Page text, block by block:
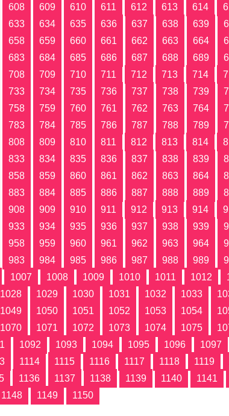
608 609 610 611 612 613 614
633 634 635 636 637 638 639
658 659 660 661 662 663 664
683 684 685 686 687 688 689
708 709 710 711 712 713 714
733 734 735 736 737 738 739
758 759 760 761 762 763 764
783 784 785 786 787 788 789
808 809 810 811 812 813 814
833 834 835 836 837 838 839
858 859 860 861 862 863 864
883 884 885 886 887 888 889
908 909 910 911 912 913 914
933 934 935 936 937 938 939
958 959 960 961 962 963 964
983 984 985 986 987 988 989
1007 1008 1009 1010 1011 1012
1028 1029 1030 1031 1032 1033
1049 1050 1051 1052 1053 1054
1070 1071 1072 1073 1074 1075
1092 1093 1094 1095 1096 1097
1114 1115 1116 1117 1118 1119
1136 1137 1138 1139 1140 1141
1148
1149 1150